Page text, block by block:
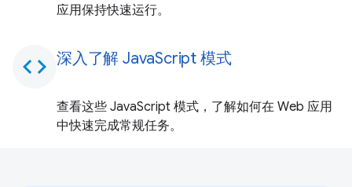
应用保持快速运行。
code 深入了解 JavaScript 模式
查看这些 JavaScript 模式，了解如何在 Web 应用
中快速完成常规任务。